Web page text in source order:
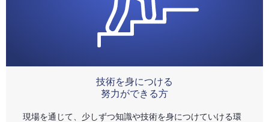
技術を身につける
努力ができる方
現場を通じて、少しずつ知識や技術を身につけていける環